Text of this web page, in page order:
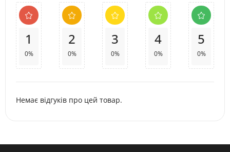
1
0%
2
0%
3
0%
4
0%
5
0%
Немає відгуків про цей товар.